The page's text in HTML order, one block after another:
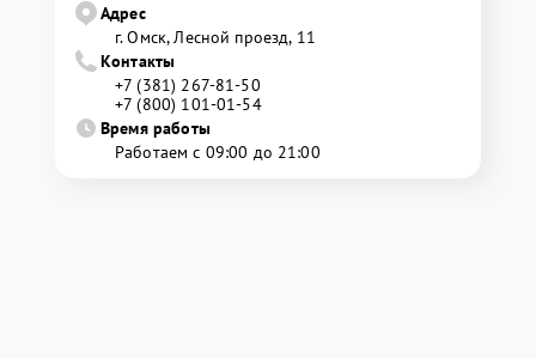
Адрес
г. Омск, ​Лесной проезд, 11
Контакты
+7 (381) 267-81-50
+7 (800) 101-01-54
Время работы
Работаем с 09:00 до 21:00